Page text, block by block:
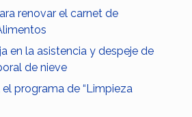
renovar el carnet de
en la asistencia y despeje de
de nieve
el programa de “Limpieza